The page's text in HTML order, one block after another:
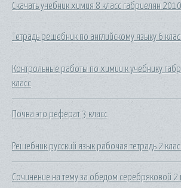
Скачать учебник химия 8 класс габриелян 2010
Тетрадь решебник по английскому языку 6
Контрольные работы по химии к учебнику
класс
Почва это реферат 3 класс
Решебник русский язык рабочая тетрадь 2
Сочинение на тему за обедом серебряковой 2